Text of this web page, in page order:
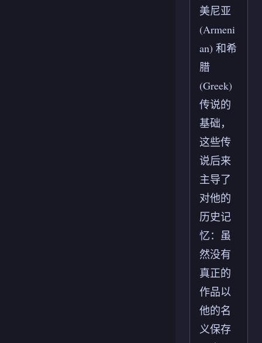
美尼亚
(Armeni
an) 和希
腊
(Greek)
传说的
基础，
这些传
说后来
主导了
对他的
历史记
忆：虽
然没有
真正的
作品以
他的名
义保存